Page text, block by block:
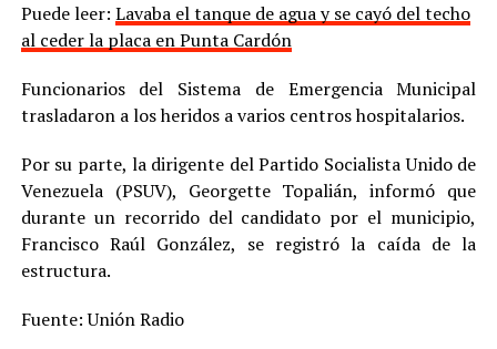
Puede leer: Lavaba el tanque de agua y se cayó del techo
al ceder la placa en Punta Cardón
Funcionarios del Sistema de Emergencia Municipal
trasladaron a los heridos a varios centros hospitalarios.
Por su parte, la dirigente del Partido Socialista Unido de
Venezuela (PSUV), Georgette Topalián, informó que
durante un recorrido del candidato por el municipio,
Francisco Raúl González, se registró la caída de la
estructura.
Fuente: Unión Radio